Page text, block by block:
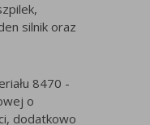
silnik oraz
8470 -
o
dodatkowo